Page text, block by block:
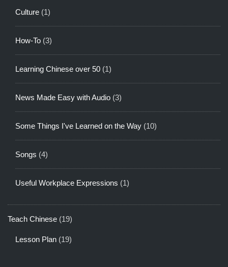
Culture (1)
How-To (3)
Learning Chinese over 50 (1)
News Made Easy with Audio (3)
Some Things I've Learned on the Way (10)
Songs (4)
Useful Workplace Expressions (1)
Teach Chinese (19)
Lesson Plan (19)